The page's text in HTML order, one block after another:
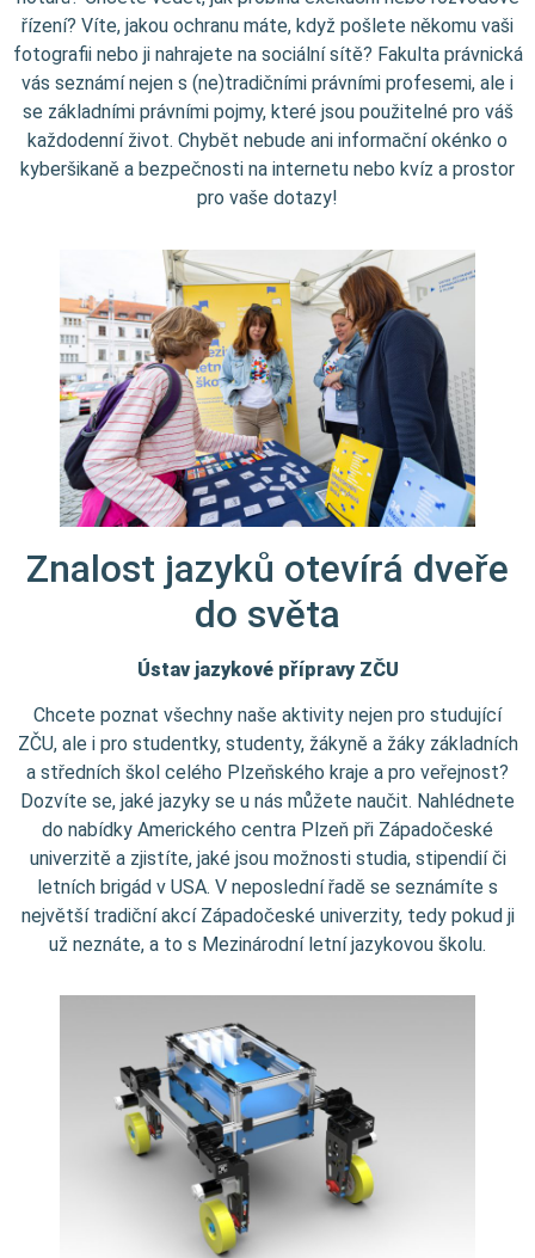
řízení? Víte, jakou ochranu máte, když pošlete někomu vaši
fotografii nebo ji nahrajete na sociální sítě? Fakulta právnická
vás seznámí nejen s (ne)tradičními právními profesemi, ale i
se základními právními pojmy, které jsou použitelné pro váš
každodenní život. Chybět nebude ani informační okénko o
kyberšikaně a bezpečnosti na internetu nebo kvíz a prostor
pro vaše dotazy!
Znalost jazyků otevírá dveře
do světa
Ústav jazykové přípravy ZČU
Chcete poznat všechny naše aktivity nejen pro studující
ZČU, ale i pro studentky, studenty, žákyně a žáky základních
a středních škol celého Plzeňského kraje a pro veřejnost?
Dozvíte se, jaké jazyky se u nás můžete naučit. Nahlédnete
do nabídky Amerického centra Plzeň při Západočeské
univerzitě a zjistíte, jaké jsou možnosti studia, stipendií či
letních brigád v USA. V neposlední řadě se seznámíte s
největší tradiční akcí Západočeské univerzity, tedy pokud ji
už neznáte, a to s Mezinárodní letní jazykovou školu.